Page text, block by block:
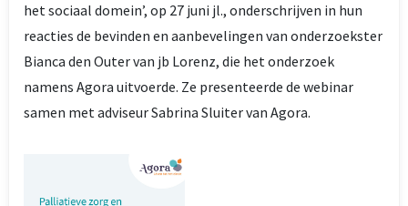
het sociaal domein’, op 27 juni jl., onderschrijven in hun
reacties de bevinden en aanbevelingen van onderzoekster
Bianca den Outer van jb Lorenz, die het onderzoek
namens Agora uitvoerde. Ze presenteerde de webinar
samen met adviseur Sabrina Sluiter van Agora.